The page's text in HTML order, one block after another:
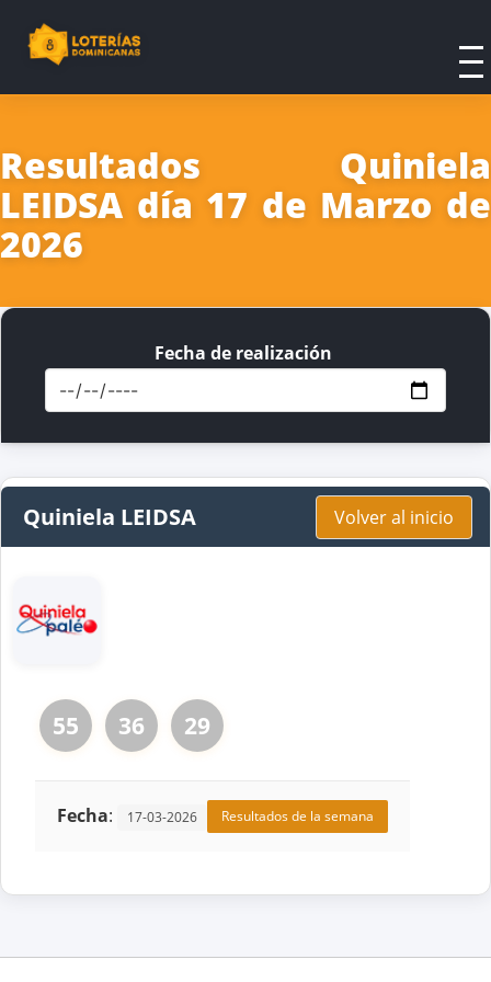
Resultados Quiniela
LEIDSA día 17 de Marzo de
2026
Fecha de realización
Quiniela LEIDSA Volver al inicio
55 36 29
Fecha: 17-03-2026 Resultados de la semana